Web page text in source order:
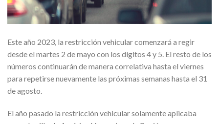
Este año 2023, la restricción vehicular comenzará a regir
desde el martes 2 de mayo con los dígitos 4 y 5. El resto de los
números continuarán de manera correlativa hasta el viernes
para repetirse nuevamente las próximas semanas hasta el 31
de agosto.
El año pasado la restricción vehicular solamente aplicaba